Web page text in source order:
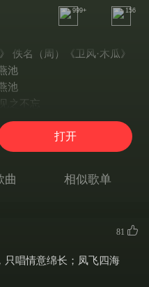
999+ 156
佚名（周）《卫风·木瓜》
池
池
之不忘
之如狂
海求凰
在东墙
好也
四海求其凰
写衷肠
四海求其凰
打开
曲 相似歌单
81
只唱情意绵长；凤飞四海